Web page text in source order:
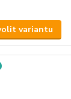
variantu